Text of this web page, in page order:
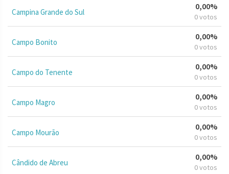
Campina Grande do Sul
0,00%
0 votos
Campo Bonito
0,00%
0 votos
Campo do Tenente
0,00%
0 votos
Campo Magro
0,00%
0 votos
Campo Mourão
0,00%
0 votos
Cândido de Abreu
0,00%
0 votos